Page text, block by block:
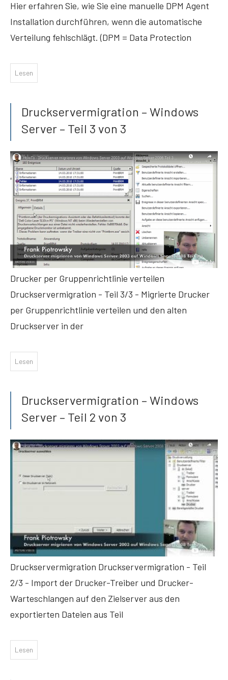
Hier erfahren Sie, wie Sie eine manuelle DPM Agent
Installation durchführen, wenn die automatische
Verteilung fehlschlägt. (DPM = Data Protection
Lesen
Druckservermigration – Windows
Server – Teil 3 von 3
Drucker per Gruppenrichtlinie verteilen
Druckservermigration - Teil 3/3 - Migrierte Drucker
per Gruppenrichtlinie verteilen und den alten
Druckserver in der
Lesen
Druckservermigration – Windows
Server – Teil 2 von 3
Druckservermigration Druckservermigration - Teil
2/3 - Import der Drucker-Treiber und Drucker-
Warteschlangen auf den Zielserver aus den
exportierten Dateien aus Teil
Lesen